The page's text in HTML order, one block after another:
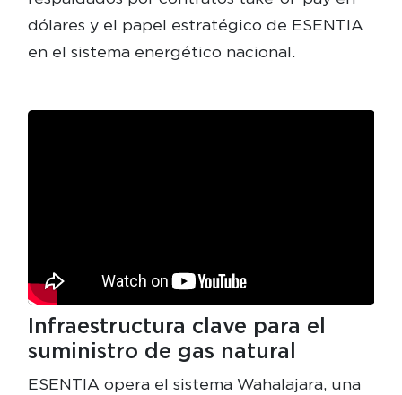
dólares y el papel estratégico de ESENTIA
en el sistema energético nacional.
Infraestructura clave para el
suministro de gas natural
ESENTIA opera el sistema Wahalajara, una